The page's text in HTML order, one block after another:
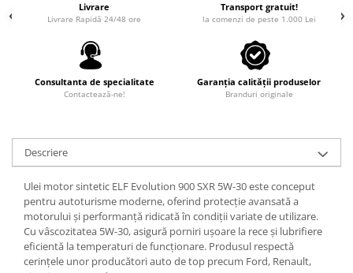
Livrare
Livrare Rapidă 24/48 ore
Transport gratuit!
la comenzi de peste 1.000 Lei
Consultanta de specialitate
Contactează-ne!
Garanția calității produselor
Branduri originale
Descriere
Ulei motor sintetic ELF Evolution 900 SXR 5W-30 este conceput
pentru autoturisme moderne, oferind protecție avansată a
motorului și performanță ridicată în condiții variate de utilizare.
Cu vâscozitatea 5W-30, asigură porniri ușoare la rece și lubrifiere
eficientă la temperaturi de funcționare. Produsul respectă
cerințele unor producători auto de top precum Ford, Renault,